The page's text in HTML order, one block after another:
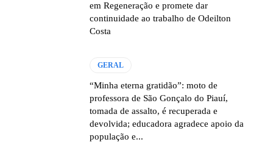
em Regeneração e promete dar
continuidade ao trabalho de Odeilton
Costa
GERAL
“Minha eterna gratidão”: moto de
professora de São Gonçalo do Piauí,
tomada de assalto, é recuperada e
devolvida; educadora agradece apoio da
população e...